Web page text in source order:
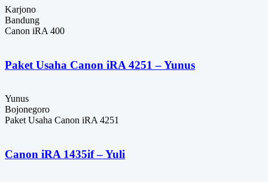
Karjono
Bandung
Canon iRA 400
Paket Usaha Canon iRA 4251 – Yunus
Yunus
Bojonegoro
Paket Usaha Canon iRA 4251
Canon iRA 1435if – Yuli